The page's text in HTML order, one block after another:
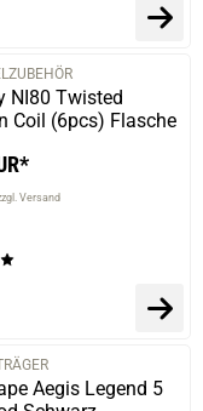
NI80 Twisted
Coil (6pcs) Flasche
Versand
Aegis Legend 5